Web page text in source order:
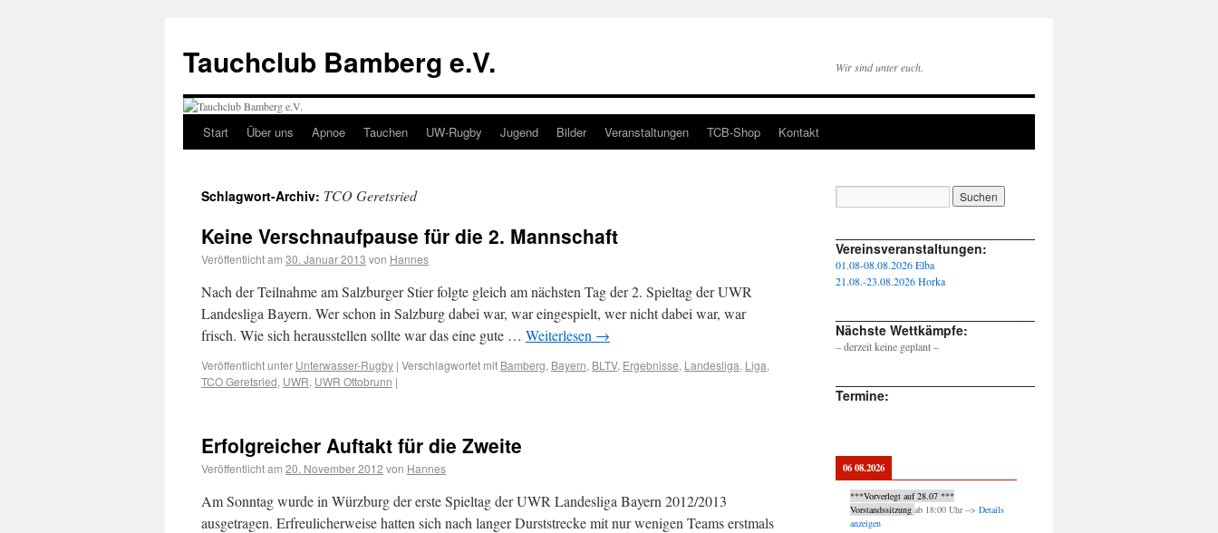
Tauchclub Bamberg e.V. Wir sind unter euch.
Start Über uns Apnoe Tauchen UW-Rugby Jugend Bilder Veranstaltungen TCB-Shop Kontakt
Schlagwort-Archiv: TCO Geretsried
Keine Verschnaufpause für die 2. Mannschaft
Veröffentlicht am 30. Januar 2013 von Hannes
Nach der Teilnahme am Salzburger Stier folgte gleich am nächsten Tag der 2. Spieltag der UWR
Landesliga Bayern. Wer schon in Salzburg dabei war, war eingespielt, wer nicht dabei war, war
frisch. Wie sich herausstellen sollte war das eine gute … Weiterlesen →
Veröffentlicht unter Unterwasser-Rugby | Verschlagwortet mit Bamberg, Bayern, BLTV, Ergebnisse, Landesliga, Liga,
TCO Geretsried, UWR, UWR Ottobrunn |
Erfolgreicher Auftakt für die Zweite
Veröffentlicht am 20. November 2012 von Hannes
Am Sonntag wurde in Würzburg der erste Spieltag der UWR Landesliga Bayern 2012/2013
ausgetragen. Erfreulicher­weise hatten sich nach langer Durststrecke mit nur wenigen Teams erstmals
Vereinsveranstaltungen:
01.08-08.08.2026 Elba
21.08.-23.08.2026 Horka
Nächste Wettkämpfe:
– derzeit keine geplant –
Termine:
06 08.2026
***Vorverlegt auf 28.07 ***
Vorstandssitzung ab 18:00Uhr --> Details
anzeigen